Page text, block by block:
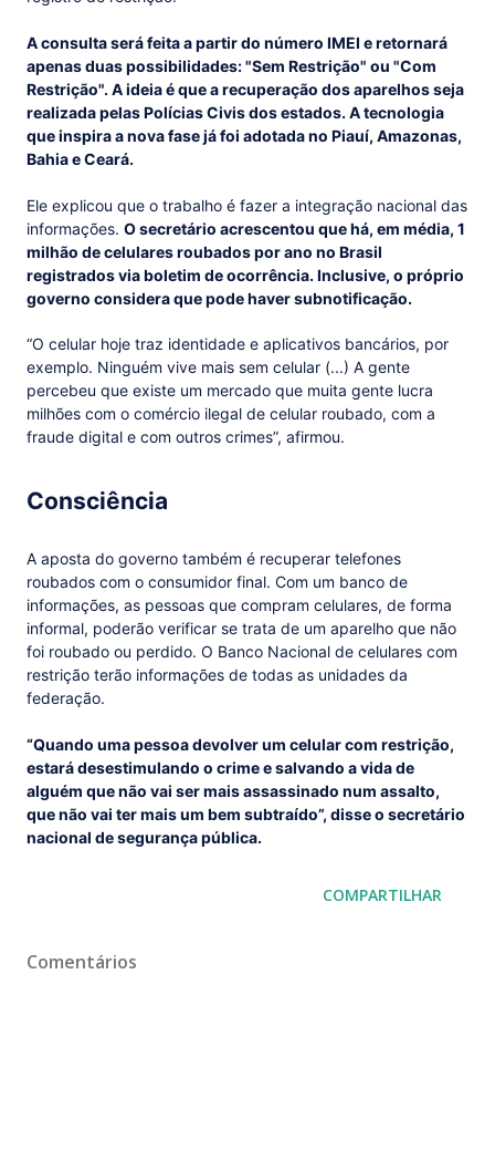
A consulta será feita a partir do número IMEI e retornará
apenas duas possibilidades: "Sem Restrição" ou "Com
Restrição". A ideia é que a recuperação dos aparelhos seja
realizada pelas Polícias Civis dos estados. A tecnologia
que inspira a nova fase já foi adotada no Piauí, Amazonas,
Bahia e Ceará.
Ele explicou que o trabalho é fazer a integração nacional das
informações. O secretário acrescentou que há, em média, 1
milhão de celulares roubados por ano no Brasil
registrados via boletim de ocorrência. Inclusive, o próprio
governo considera que pode haver subnotificação.
“O celular hoje traz identidade e aplicativos bancários, por
exemplo. Ninguém vive mais sem celular (...) A gente
percebeu que existe um mercado que muita gente lucra
milhões com o comércio ilegal de celular roubado, com a
fraude digital e com outros crimes”, afirmou.
Consciência
A aposta do governo também é recuperar telefones
roubados com o consumidor final. Com um banco de
informações, as pessoas que compram celulares, de forma
informal, poderão verificar se trata de um aparelho que não
foi roubado ou perdido. O Banco Nacional de celulares com
restrição terão informações de todas as unidades da
federação.
“Quando uma pessoa devolver um celular com restrição,
estará desestimulando o crime e salvando a vida de
alguém que não vai ser mais assassinado num assalto,
que não vai ter mais um bem subtraído”, disse o secretário
nacional de segurança pública.
COMPARTILHAR
Comentários